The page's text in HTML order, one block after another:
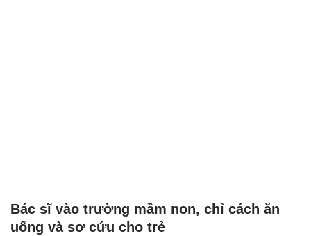
Bác sĩ vào trường mầm non, chỉ cách ăn
uống và sơ cứu cho trẻ